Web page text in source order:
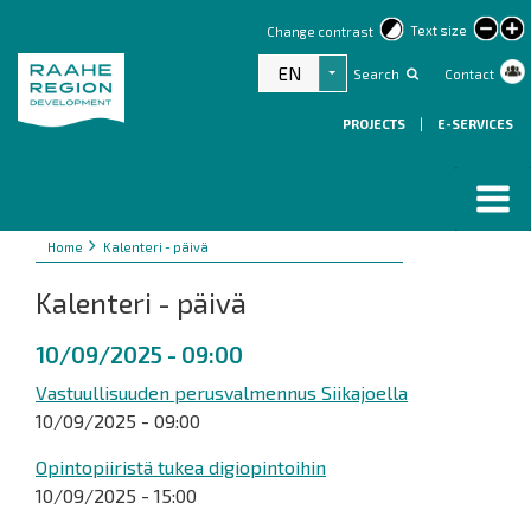
Text size
text
Change contrast
Search Contact
EN List additional actions
PROJECTS | E-SERVICES
Breadcrumbs
You
here:
Home Kalenteri - päivä
Kalenteri - päivä
10/09/2025 - 09:00
Vastuullisuuden perusvalmennus Siikajoella
10/09/2025 - 09:00
Opintopiiristä tukea digiopintoihin
10/09/2025 - 15:00